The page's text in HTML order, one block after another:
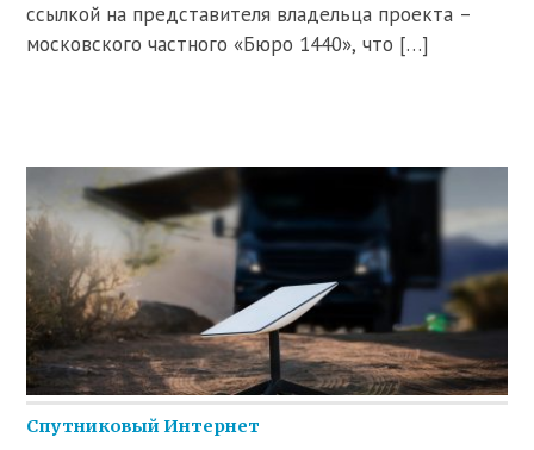
ссылкой на представителя владельца проекта –
московского частного «Бюро 1440», что […]
Спутниковый Интернет